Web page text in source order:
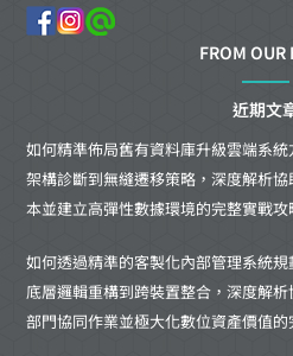
FROM OUR
近期文
如何精準佈局舊有資料庫升級雲端系
架構診斷到無縫遷移策略，深度解析
本並建立高彈性數據環境的完整實戰攻
如何透過精準的客製化內部管理系統
底層邏輯重構到跨裝置整合，深度解
部門協同作業並極大化數位資產價值的